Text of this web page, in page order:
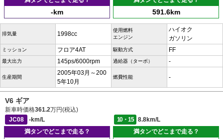
-km 591.6km
排気量 1998cc
使用燃料
エンジン
ハイオク
ガソリン
ミッション フロア4AT 駆動方式 FF
最大出力 145ps/6000rpm 過給器（ターボ） -
生産期間
2005年03月～200
5年10月
燃費性能 -
V6 ギア
新車時価格361.2万円(税込)
JC08
-km/L 10・15
8.8km/L
満タンでどこまで走る？
満タンでどこまで走る？